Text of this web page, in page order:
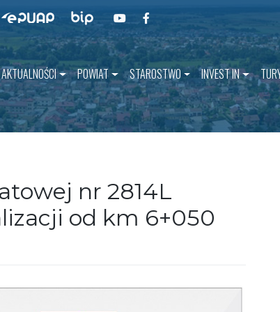
Przejdź do ePUAPPrzejdź do BIPPrzejdź do naszego kanału na
AKTUALNOŚCI POWIAT STAROSTWO INVEST IN
nr 2814L
od km 6+050